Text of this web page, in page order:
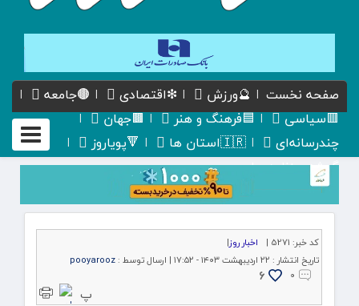
صفحه نخست 🔮ورزش ❇اقتصادی
🟤جامعه
🟥سیاسی
🟦فرهنگ و هنر
🟫جهان
چندرسانه‌ای
🇮🇷استان ها
🔻پویاروز
گیشه روزنامه ها
کد خبر: 5271 | اخبار روز|
تاریخ انتشار : ۲۲ اردیبهشت ۱۴۰۳ - ۱۷:۵۲ | ارسال توسط : pooyarooz
۰
6
پ